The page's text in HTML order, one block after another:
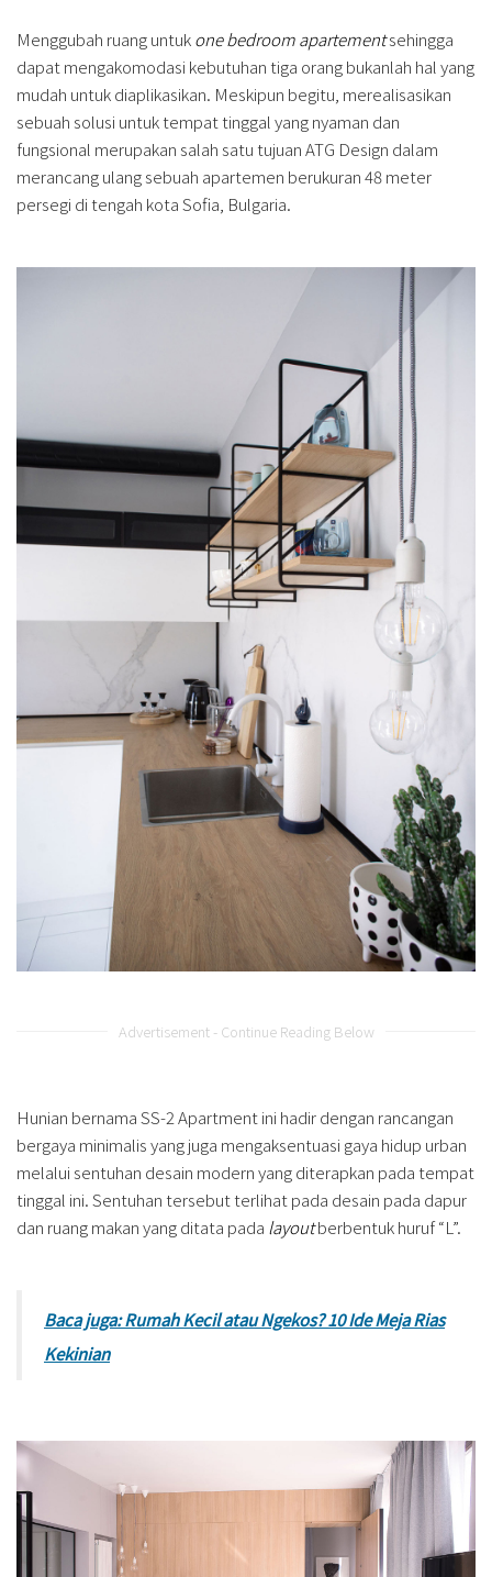
Menggubah ruang untukone bedroom apartementsehingga
dapat mengakomodasi kebutuhan tiga orang bukanlah hal yang
mudah untuk diaplikasikan. Meskipun begitu, merealisasikan
sebuah solusi untuk tempat tinggal yang nyaman dan
fungsional merupakan salah satu tujuan ATG Design dalam
merancang ulang sebuah apartemen berukuran 48 meter
persegi di tengah kota Sofia, Bulgaria.
Advertisement - Continue Reading Below
Hunian bernama SS-2 Apartment ini hadir dengan rancangan
bergaya minimalis yang juga mengaksentuasi gaya hidup urban
melalui sentuhan desain modern yang diterapkan pada tempat
tinggal ini. Sentuhan tersebut terlihat pada desain pada dapur
dan ruang makan yang ditata pada layoutberbentuk huruf “L”.
Baca juga: Rumah Kecil atau Ngekos? 10 Ide Meja Rias
Kekinian